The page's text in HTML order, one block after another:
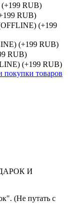
(+199 RUB)
RUB)
(+199
(+199 RUB)
RUB)
(+199 RUB)
покупки товаров
И
(Не путать с